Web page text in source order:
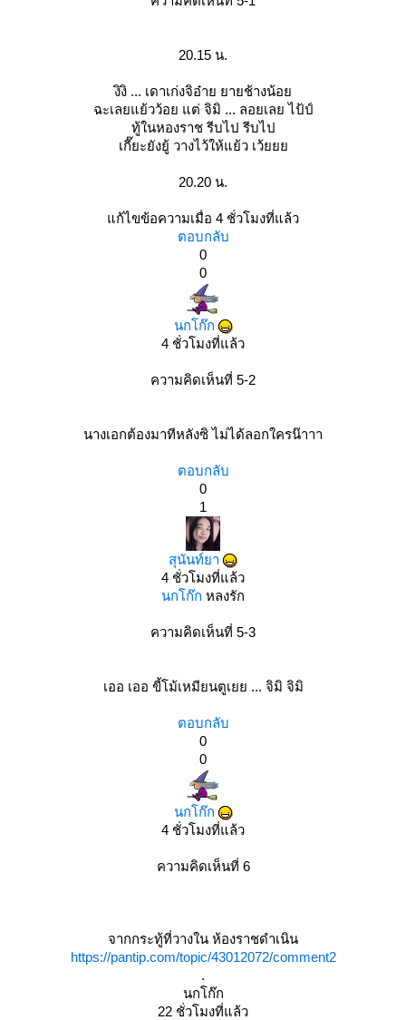
20.15 น.
งิงิ ... เดาเก่งจิอ๋าย ยายช้างน้อ
ฉะเลยแย้วว้อย แต่ จิมิ ... ลอยเลย ไป้ป์
ทู้ในหองราช รีบไป รีบไป
เกี๊ยะยังยู้ วางไว้ให้แย้ว เว้
20.20 น.
ก้ไขข้อความเมื่อ 4 ชั่วโมงที่แล้ว
ตอบกลับ
0
0
นกโก๊ก
4 ชั่วโมงที่แล้ว
ความคิดเห็นที่ 5-2
นางเอกต้องมาทีหลังซิ​ ไม่ได้ลอกใครน๊าาา
ตอบกลับ
0
1
สุนันท์ยา
4 ชั่วโมงที่แล้ว
นกโก๊ก หลงรัก
ความคิดเห็นที่ 5-3
เออ เออ ขี้โม้เหมียนตูเยย ... จิมิ จิมิ
ตอบกลับ
0
0
นกโก๊ก
4 ชั่วโมงที่แล้ว
ความคิดเห็นที่ 6
จากกระทู้ที่วางใน ห้องราชดำเนิน
https://pantip.com/topic/43012072/comment2
.
นกโก๊ก
22 ชั่วโมงที่แล้ว